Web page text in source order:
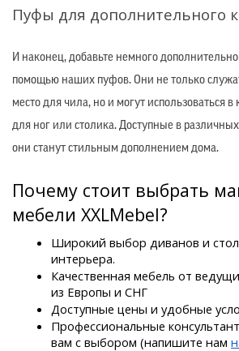
Пуфы для дополнительного
И наконец, добавьте немного
помощью наших пуфов. Они не только
место для чила, но и могут использоваться в
для ног или столика. Доступные в различных
они станут стильным дополнением дома.
Почему стоит выбрать
мебели XXLMebel?
Широкий выбор диванов и
интерьера.
Качественная мебель от
из Европы и СНГ
Доступные цены и удобные
Профессиональные
вам с выбором (напишите нам